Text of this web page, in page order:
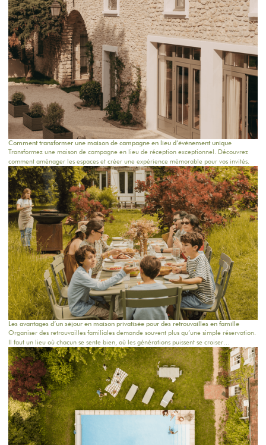
Comment transformer une maison de campagne en lieu d’événement unique
Transformez une maison de campagne en lieu de réception exceptionnel. Découvrez
comment aménager les espaces et créer une expérience mémorable pour vos invités.
Les avantages d’un séjour en maison privatisée pour des retrouvailles en famille
Organiser des retrouvailles familiales demande souvent plus qu’une simple réservation.
Il faut un lieu où chacun se sente bien, où les générations puissent se croiser
naturellement, où les repas durent un peu plus longtemps et où les souvenirs se créent
sans effort.Un séjour en maison privatisée pour des retrouvailles en famille offre
justement cette liberté rare : être ensemble, vraiment, dans un cadre intime,
confortable et chaleureux.Chez The Oasis House, nous imaginons des maisons de
campagne proches de Paris pour les familles qui veulent se retrouver au vert, célébrer
une occasion ou simplement partager un week-end hors du quotidien.